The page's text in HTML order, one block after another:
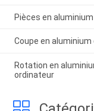
Pièces en
Coupe en
Rotation en
ordinateur